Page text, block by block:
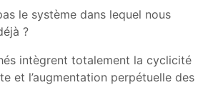
le système dans lequel nous
?
intègrent totalement la cyclicité
et l’augmentation perpétuelle des